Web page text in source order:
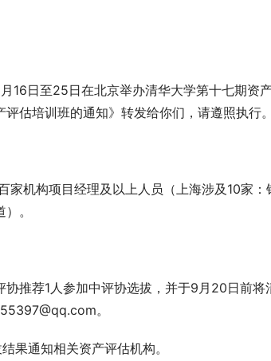
16日至25日在北京举办清华大学第十七期资
估培训班的通知》转发给你们，请遵照执行
家机构项目经理及以上人员（上海涉及10家
。
协推荐1人参加中评协选拔，并于9月20日前
。
果通知相关资产评估机构。